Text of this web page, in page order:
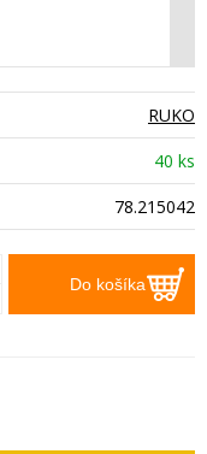
RUKO
40 ks
78.215042
Do košíka